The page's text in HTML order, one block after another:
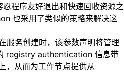
程序友好退出和快速回收资源之
也采用了类似的策略来解决这
服务创建时，该参数声明将管理
registry authentication 信息带
从而为工作节点提供从